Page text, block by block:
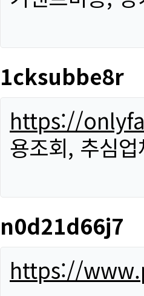
1cksubbe8r
https://
용조회, 추심
n0d21d66j7
https://